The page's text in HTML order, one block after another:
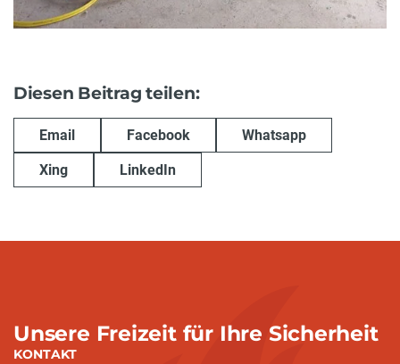
Diesen Beitrag teilen:
Email Facebook Whatsapp
Xing LinkedIn
Unsere Freizeit für Ihre Sicherheit
KONTAKT